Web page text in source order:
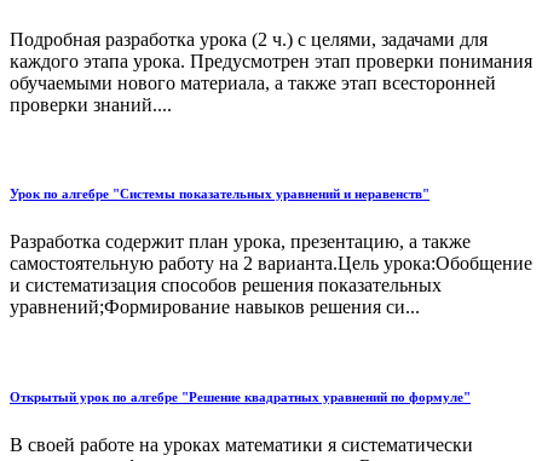
Подробная разработка урока (2 ч.) с целями, задачами для
каждого этапа урока. Предусмотрен этап проверки понимания
обучаемыми нового материала, а также этап всесторонней
проверки знаний....
Урок по алгебре "Системы показательных уравнений и неравенств"
Разработка содержит план урока, презентацию, а также
самостоятельную работу на 2 варианта.Цель урока:Обобщение
и систематизация способов решения показательных
уравнений;Формирование навыков решения си...
Открытый урок по алгебре "Решение квадратных уравнений по формуле"
В своей работе на уроках математики я систематически